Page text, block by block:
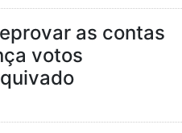
as contas
votos